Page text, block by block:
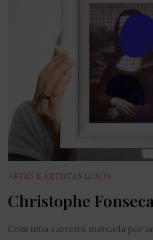
ARTES E ARTISTAS LUSOS
Christophe Fonseca
Com uma carreira marcada por